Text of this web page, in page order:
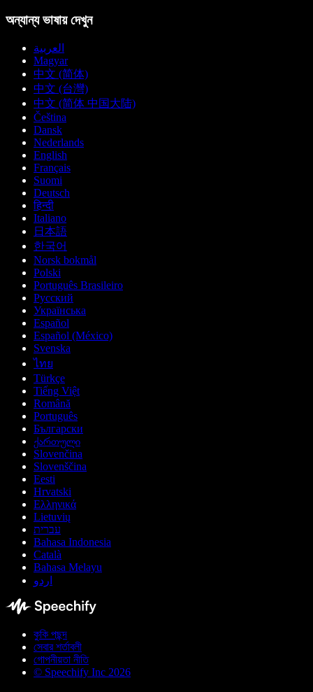
অন্যান্য ভাষায় দেখুন
العربية
Magyar
中文 (简体)
中文 (台灣)
中文 (简体 中国大陆)
Čeština
Dansk
Nederlands
English
Français
Suomi
Deutsch
हिन्दी
Italiano
日本語
한국어
Norsk bokmål
Polski
Português Brasileiro
Русский
Українська
Español
Español (México)
Svenska
ไทย
Türkçe
Tiếng Việt
Română
Português
Български
ქართული
Slovenčina
Slovenščina
Eesti
Hrvatski
Ελληνικά
Lietuvių
עברית
Bahasa Indonesia
Català
Bahasa Melayu
اردو
কুকি পছন্দ
সেবার শর্তাবলী
গোপনীয়তা নীতি
© Speechify Inc 2026